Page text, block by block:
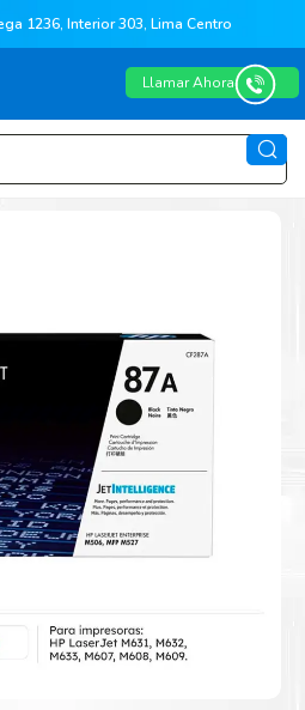
1236, Interior 303, Lima Centro
Llamar Ahora